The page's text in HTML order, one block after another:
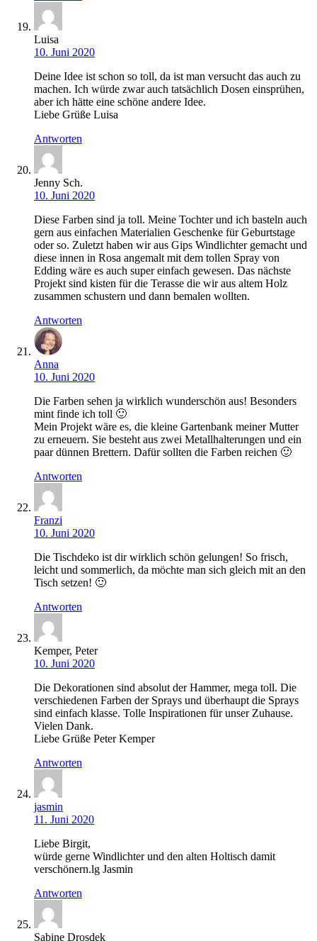
Luisa
10. Juni 2020
Deine Idee ist schon so toll, da ist man versucht das auch zu
machen. Ich würde zwar auch tatsächlich Dosen einsprühen,
aber ich hätte eine schöne andere Idee.
Liebe Grüße Luisa
Antworten
Jenny Sch.
10. Juni 2020
Diese Farben sind ja toll. Meine Tochter und ich basteln auch
gern aus einfachen Materialien Geschenke für Geburtstage
oder so. Zuletzt haben wir aus Gips Windlichter gemacht und
diese innen in Rosa angemalt mit dem tollen Spray von
Edding wäre es auch super einfach gewesen. Das nächste
Projekt sind kisten für die Terasse die wir aus altem Holz
zusammen schustern und dann bemalen wollten.
Antworten
Anna
10. Juni 2020
Die Farben sehen ja wirklich wunderschön aus! Besonders
mint finde ich toll 🙂
Mein Projekt wäre es, die kleine Gartenbank meiner Mutter
zu erneuern. Sie besteht aus zwei Metallhalterungen und ein
paar dünnen Brettern. Dafür sollten die Farben reichen 🙂
Antworten
Franzi
10. Juni 2020
Die Tischdeko ist dir wirklich schön gelungen! So frisch,
leicht und sommerlich, da möchte man sich gleich mit an den
Tisch setzen! 🙂
Antworten
Kemper, Peter
10. Juni 2020
Die Dekorationen sind absolut der Hammer, mega toll. Die
verschiedenen Farben der Sprays und überhaupt die Sprays
sind einfach klasse. Tolle Inspirationen für unser Zuhause.
Vielen Dank.
Liebe Grüße Peter Kemper
Antworten
jasmin
11. Juni 2020
Liebe Birgit,
würde gerne Windlichter und den alten Holtisch damit
verschönern.lg Jasmin
Antworten
Sabine Drosdek